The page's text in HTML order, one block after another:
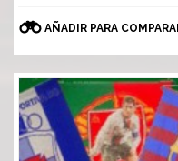
AÑADIR PARA